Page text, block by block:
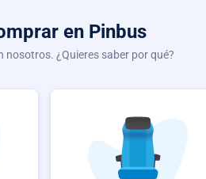
en Pinbus
nosotros. ¿Quieres saber por qué?